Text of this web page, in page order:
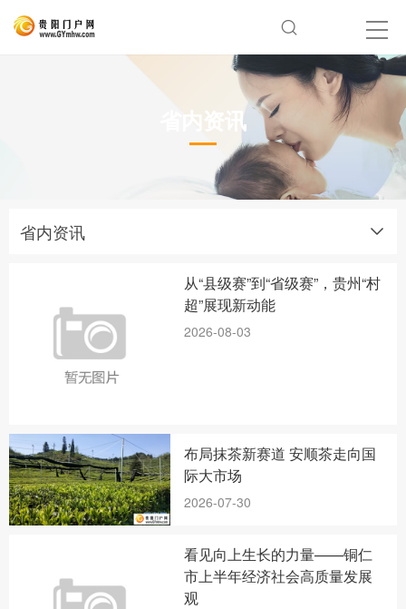
省内资讯
省内资讯
从“县级赛”到“省级赛”，贵州“村
超”展现新动能
2026-08-03
布局抹茶新赛道 安顺茶走向国
际大市场
2026-07-30
看见向上生长的力量——铜仁
市上半年经济社会高质量发展
观